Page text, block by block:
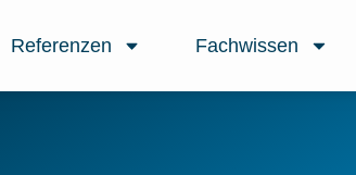
Referenzen Fachwissen